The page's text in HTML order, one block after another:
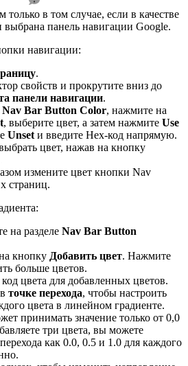
в том случае, если в качестве
выбрана панель навигации Google.
навигации:
.
свойств и прокрутите вниз до
панели навигации.
Nav Bar Button Color, нажмите на
, выберите цвет, а затем нажмите Use
Unset и введите Hex-код напрямую.
цвет, нажав на кнопку
измените цвет кнопки Nav
страниц.
на разделе Nav Bar Button
кнопку Добавить цвет. Нажмите
больше цветов.
цвета для добавленных цветов.
точке перехода, чтобы настроить
цвета в линейном градиенте.
принимать значение только от 0,0
три цвета, вы можете
как 0.0, 0.5 и 1.0 для каждого